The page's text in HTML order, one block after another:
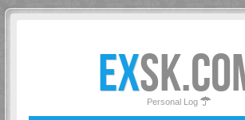
EX Personal Log